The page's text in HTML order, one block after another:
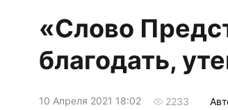
«Слово
благодать,
10 Апреля 2021 18:02 2233